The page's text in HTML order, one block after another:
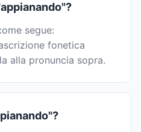
segue:
fonetica
alla pronuncia sopra.